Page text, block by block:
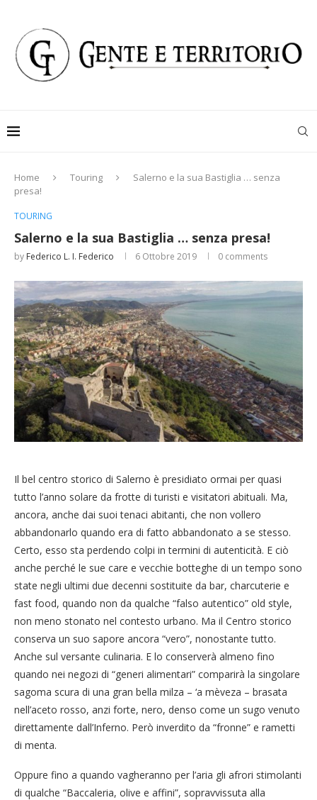
Home Touring
Salerno e la sua Bastiglia … senza
presa!
TOURING
Salerno e la sua Bastiglia … senza presa!
by Federico L. I. Federico 6 Ottobre 2019 0 comments
Il bel centro storico di Salerno è presidiato ormai per quasi
tutto l’anno solare da frotte di turisti e visitatori abituali. Ma,
ancora, anche dai suoi tenaci abitanti, che non vollero
abbandonarlo quando era di fatto abbandonato a se stesso.
Certo, esso sta perdendo colpi in termini di autenticità. E ciò
anche perché le sue care e vecchie botteghe di un tempo sono
state negli ultimi due decenni sostituite da bar, charcuterie e
fast food, quando non da qualche “falso autentico” old style,
non meno stonato nel contesto urbano. Ma il Centro storico
conserva un suo sapore ancora “vero”, nonostante tutto.
Anche sul versante culinaria. E lo conserverà almeno fino
quando nei negozi di “generi alimentari” comparirà la singolare
sagoma scura di una gran bella milza – ‘a mèveza – brasata
nell’aceto rosso, anzi forte, nero, denso come un sugo venuto
direttamente dall’Inferno. Però inverdito da “fronne” e rametti
di menta.
Oppure fino a quando vagheranno per l’aria gli afrori stimolanti
di qualche “Baccaleria, olive e affini”, sopravvissuta alla